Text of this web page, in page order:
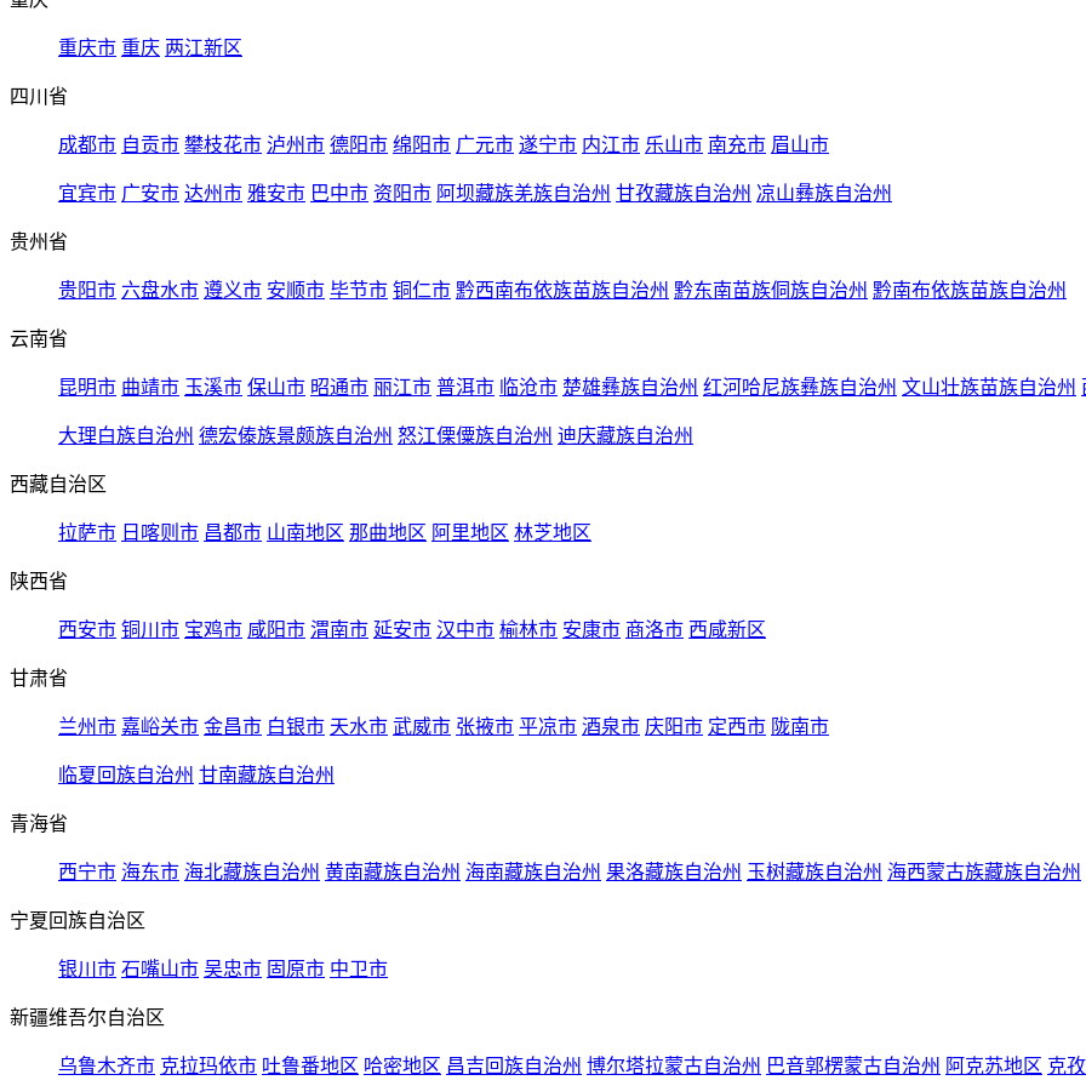
重庆市 重庆 两江新区
四川省
成都市 自贡市 攀枝花市 泸州市 德阳市 绵阳市 广元市 遂宁市 内江市 乐山市 南充市 眉山市
宜宾市 广安市 达州市 雅安市 巴中市 资阳市 阿坝藏族羌族自治州 甘孜藏族自治州 凉山彝族自治州
贵州省
贵阳市 六盘水市 遵义市 安顺市 毕节市 铜仁市 黔西南布依族苗族自治州 黔东南苗族侗族自治州 黔南布依族苗族自治州
云南省
昆明市 曲靖市 玉溪市 保山市 昭通市 丽江市 普洱市 临沧市 楚雄彝族自治州 红河哈尼族彝族自治州 文山壮族苗族自治州
大理白族自治州 德宏傣族景颇族自治州 怒江傈僳族自治州 迪庆藏族自治州
西藏自治区
拉萨市 日喀则市 昌都市 山南地区 那曲地区 阿里地区 林芝地区
陕西省
西安市 铜川市 宝鸡市 咸阳市 渭南市 延安市 汉中市 榆林市 安康市 商洛市 西咸新区
甘肃省
兰州市 嘉峪关市 金昌市 白银市 天水市 武威市 张掖市 平凉市 酒泉市 庆阳市 定西市 陇南市
临夏回族自治州 甘南藏族自治州
青海省
西宁市 海东市 海北藏族自治州 黄南藏族自治州 海南藏族自治州 果洛藏族自治州 玉树藏族自治州 海西蒙古族藏族自治州
宁夏回族自治区
银川市 石嘴山市 吴忠市 固原市 中卫市
新疆维吾尔自治区
乌鲁木齐市 克拉玛依市 吐鲁番地区 哈密地区 昌吉回族自治州 博尔塔拉蒙古自治州 巴音郭楞蒙古自治州 阿克苏地区 克